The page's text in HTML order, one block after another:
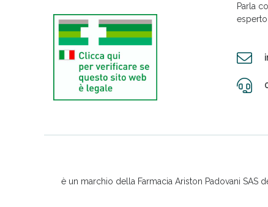
Parla
esperto
è un marchio della Farmacia Ariston Padovani